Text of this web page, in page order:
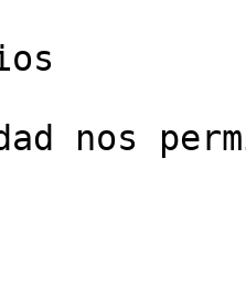
nos